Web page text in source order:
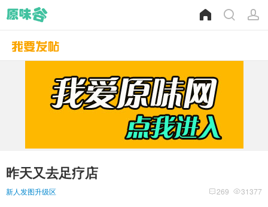
昨天又去足疗店
新人发图升级区 31377
269